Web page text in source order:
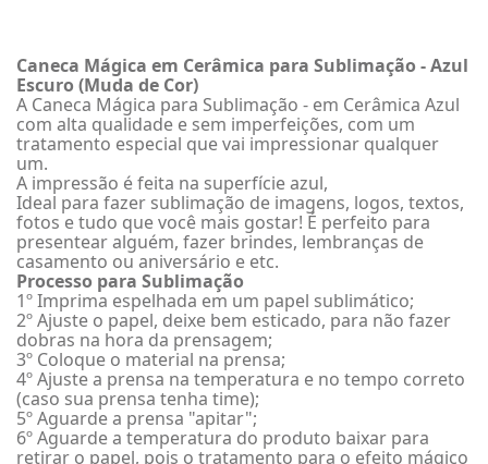
Caneca Mágica em Cerâmica para Sublimação - Azul
Escuro (Muda de Cor)
A Caneca Mágica para Sublimação - em Cerâmica Azul
com alta qualidade e sem imperfeições, com um
tratamento especial que vai impressionar qualquer
um.
A impressão é feita na superfície azul,
Ideal para fazer sublimação de imagens, logos, textos,
fotos e tudo que você mais gostar! É perfeito para
presentear alguém, fazer brindes, lembranças de
casamento ou aniversário e etc.
Processo para Sublimação
1º Imprima espelhada em um papel sublimático;
2º Ajuste o papel, deixe bem esticado, para não fazer
dobras na hora da prensagem;
3º Coloque o material na prensa;
4º Ajuste a prensa na temperatura e no tempo correto
(caso sua prensa tenha time);
5º Aguarde a prensa "apitar";
6º Aguarde a temperatura do produto baixar para
retirar o papel, pois o tratamento para o efeito mágico